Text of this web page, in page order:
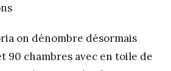
on dénombre désormais
90 chambres avec en toile de